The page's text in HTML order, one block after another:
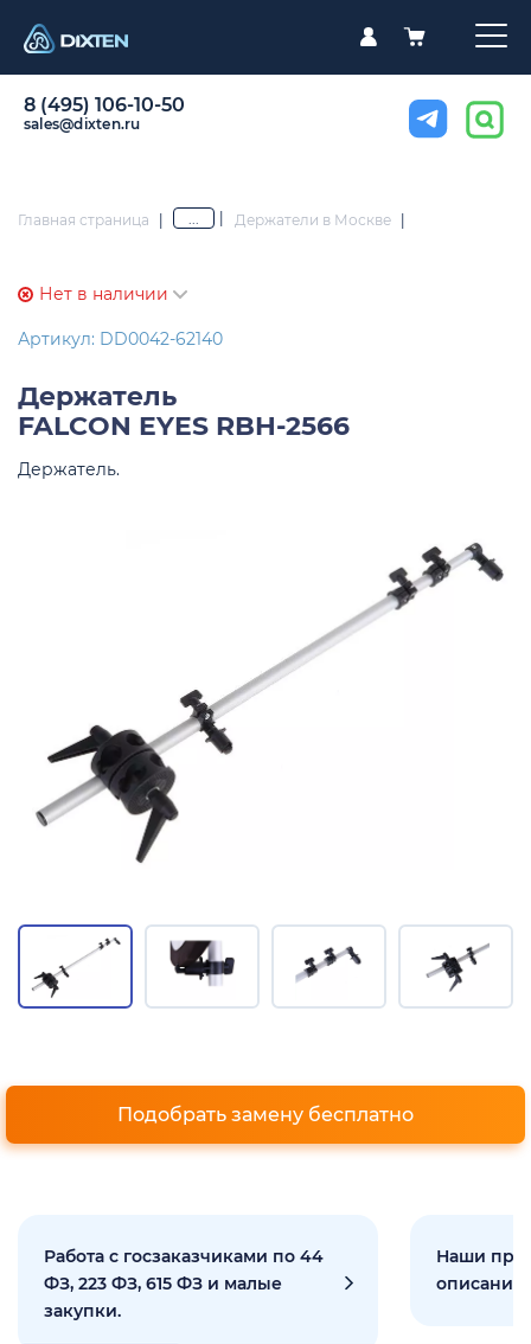
8 (495) 106-10-50
sales@dixten.ru
Главная страница | ... Держатели в Москве |
Нет в наличии
Артикул: DD0042-62140
Держатель
FALCON EYES RBH-2566
Держатель.
Подобрать замену бесплатно
Работа с госзаказчиками по 44
ФЗ, 223 ФЗ, 615 ФЗ и малые
закупки.
Наши